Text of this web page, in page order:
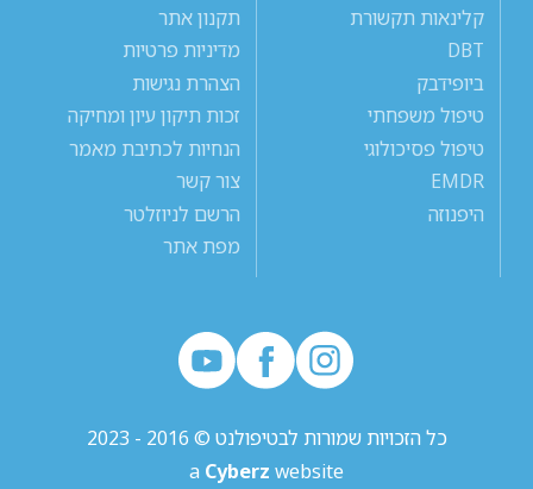
קלינאות תקשורת
DBT
ביופידבק
טיפול משפחתי
טיפול פסיכולוגי
EMDR
היפנוזה
תקנון אתר
מדיניות פרטיות
הצהרת נגישות
זכות תיקון עיון ומחיקה
הנחיות לכתיבת מאמר
צור קשר
הרשם לניוזלטר
מפת אתר
כל הזכויות שמורות לבטיפולנט © 2016 - 2023
a Cyberz website